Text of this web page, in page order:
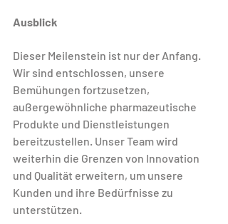
Ausblick
Dieser Meilenstein ist nur der Anfang.
Wir sind entschlossen, unsere
Bemühungen fortzusetzen,
außergewöhnliche pharmazeutische
Produkte und Dienstleistungen
bereitzustellen. Unser Team wird
weiterhin die Grenzen von Innovation
und Qualität erweitern, um unsere
Kunden und ihre Bedürfnisse zu
unterstützen.